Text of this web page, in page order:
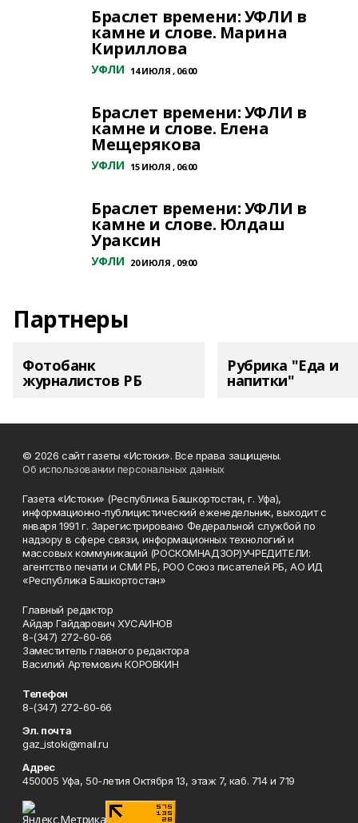
Браслет времени: УФЛИ в
камне и слове. Марина
Кириллова
УФЛИ 14 ИЮЛЯ , 06:00
Браслет времени: УФЛИ в
камне и слове. Елена
Мещерякова
УФЛИ 15 ИЮЛЯ , 06:00
Браслет времени: УФЛИ в
камне и слове. Юлдаш
Ураксин
УФЛИ 20 ИЮЛЯ , 09:00
Партнеры
Фотобанк
журналистов РБ
Рубрика "Еда и
напитки"
© 2026 сайт газеты «Истоки». Все права защищены.
Об использовании персональных данных
Газета «Истоки» (Республика Башкортостан, г. Уфа),
информационно-публицистический еженедельник, выходит с
января 1991 г. Зарегистрировано Федеральной службой по
надзору в сфере связи, информационных технологий и
массовых коммуникаций (РОСКОМНАДЗОР)УЧРЕДИТЕЛИ:
агентство печати и СМИ РБ, РОО Союз писателей РБ, АО ИД
«Республика Башкортостан»
Главный редактор
Айдар Гайдарович ХУСАИНОВ
8-(347) 272-60-66
Заместитель главного редактора
Василий Артемович КОРОВКИН
Телефон
8-(347) 272-60-66
Эл. почта
gaz_istoki@mail.ru
Адрес
450005 Уфа, 50-летия Октября 13, этаж 7, каб. 714 и 719